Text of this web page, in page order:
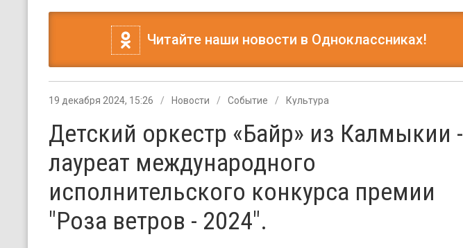
Читайте наши новости в Одноклассниках!
19 декабря 2024, 15:26 Новости Событие Культура
Детский оркестр «Байр» из Калмыкии -
лауреат международного
исполнительского конкурса премии
"Роза ветров - 2024".